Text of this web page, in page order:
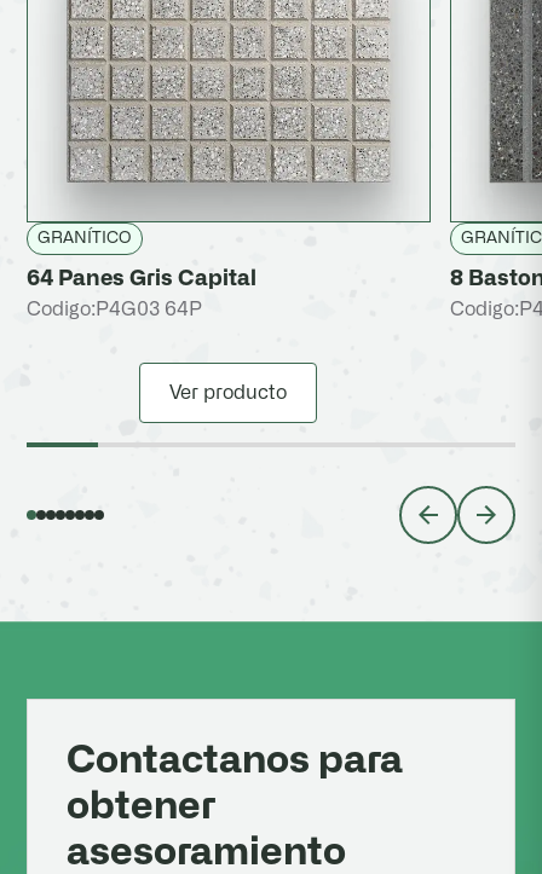
GRANÍTICO
64 Panes Gris Capital
Codigo: P4G03 64P
Ver producto
8
Codigo:
Contactanos para
obtener
asesoramiento